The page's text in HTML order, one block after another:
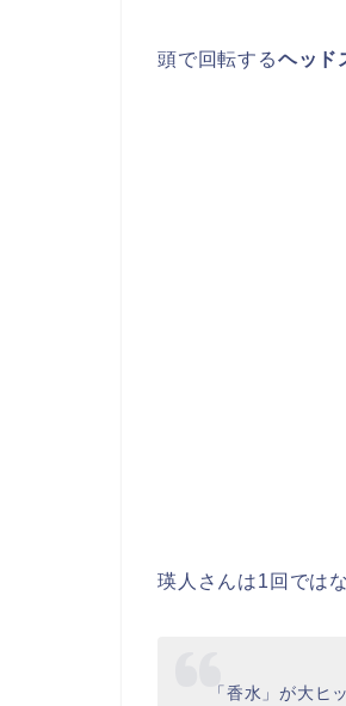
頭で回転するヘッド
瑛人さんは1回では
「香水」が大ヒ